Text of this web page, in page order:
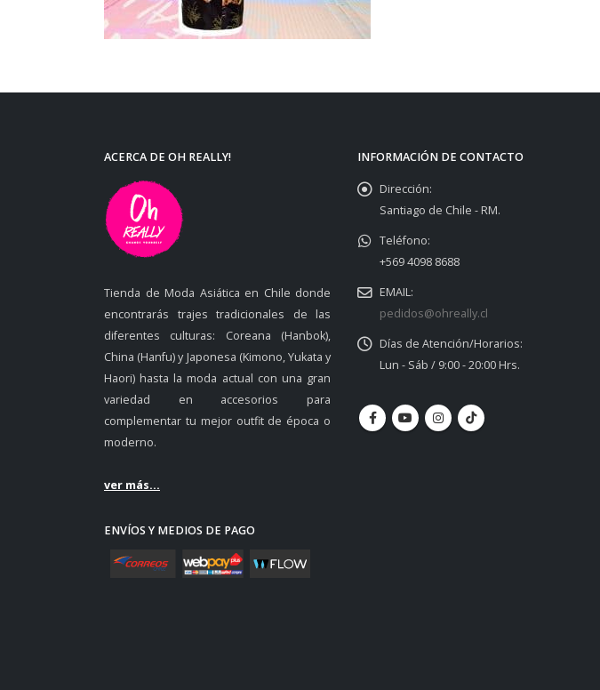
ACERCA DE OH REALLY!
Tienda de Moda Asiática en Chile donde
encontrarás trajes tradicionales de las
diferentes culturas: Coreana (Hanbok),
China (Hanfu) y Japonesa (Kimono, Yukata y
Haori) hasta la moda actual con una gran
variedad en accesorios para
complementar tu mejor outfit de época o
moderno.
ver más...
ENVÍOS Y MEDIOS DE PAGO
INFORMACIÓN DE CONTACTO
Dirección:
Santiago de Chile - RM.
Teléfono:
+569 4098 8688
EMAIL:
pedidos@ohreally.cl
Días de Atención/Horarios:
Lun - Sáb / 9:00 - 20:00 Hrs.